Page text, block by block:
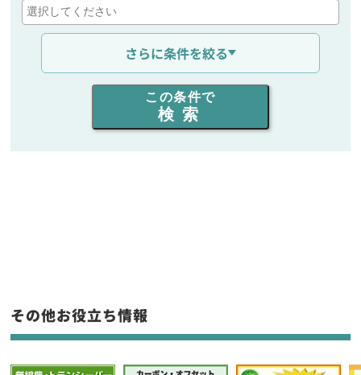
通信距離を選ぶ
出力を選ぶ
同時通話人数を選ぶ
フリーワード入力(製品名等)
選択条件をリセット
さらに条件を絞る
この条件で
検索
その他お役立ち情報